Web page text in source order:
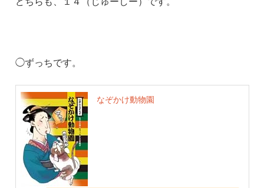
◯ずっちです。
なぞかけ動物園